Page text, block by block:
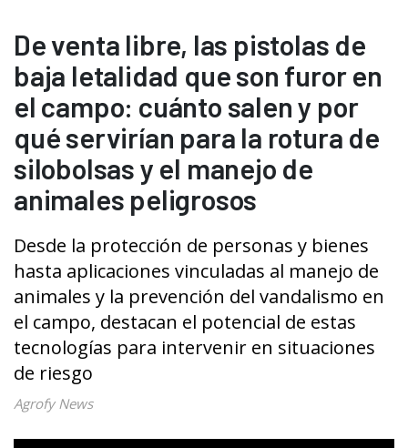
De venta libre, las pistolas de
baja letalidad que son furor en
el campo: cuánto salen y por
qué servirían para la rotura de
silobolsas y el manejo de
animales peligrosos
Desde la protección de personas y bienes
hasta aplicaciones vinculadas al manejo de
animales y la prevención del vandalismo en
el campo, destacan el potencial de estas
tecnologías para intervenir en situaciones
de riesgo
Agrofy News